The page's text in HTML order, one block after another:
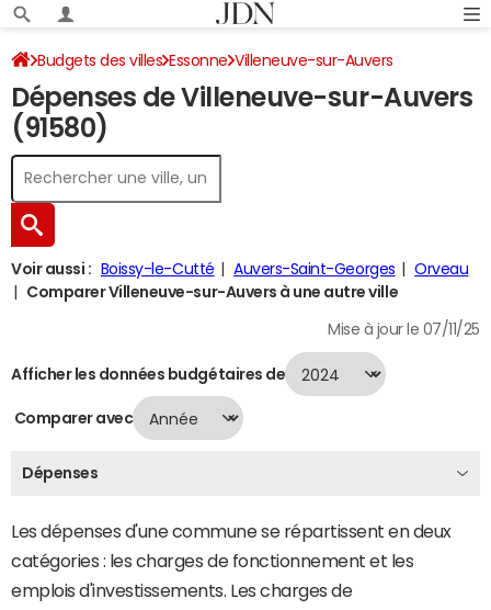
Budgets des villes Essonne Villeneuve-sur-Auvers
Dépenses 2024
Dépenses de Villeneuve-sur-Auvers
(91580)
Voir aussi : Boissy-le-Cutté Auvers-Saint-Georges
Orveau
Comparer Villeneuve-sur-Auvers à une autre ville
Mise à jour le 07/11/25
Afficher les données budgétaires de
Comparer avec
Dépenses
Les dépenses d'une commune se répartissent en deux
catégories : les charges de fonctionnement et les
emplois d'investissements. Les charges de